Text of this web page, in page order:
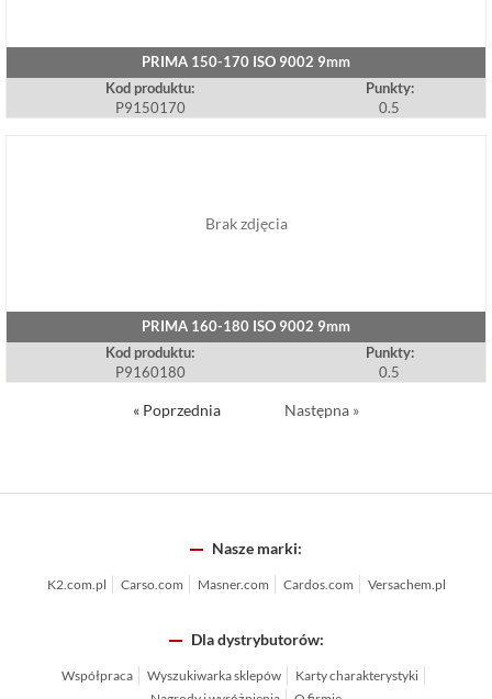
PRIMA 150-170 ISO 9002 9mm
Kod produktu:
P9150170
Punkty:
0.5
Brak zdjęcia
PRIMA 160-180 ISO 9002 9mm
Kod produktu:
P9160180
Punkty:
0.5
« Poprzednia Następna »
Nasze marki:
K2.com.pl Carso.com Masner.com Cardos.com Versachem.pl
Dla dystrybutorów:
Współpraca Wyszukiwarka sklepów
Karty charakterystyki